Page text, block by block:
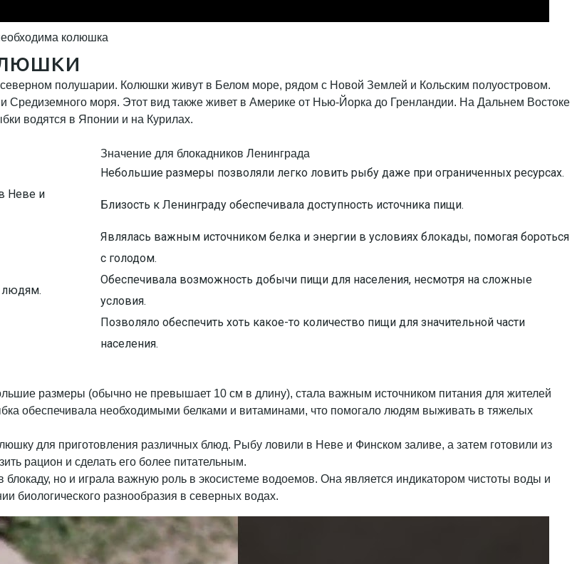
колюшка
полушарии. Колюшки живут в Белом море, рядом с Новой Землей и Кольским полуостровом.
Средиземного моря. Этот вид также живет в Америке от Нью-Йорка до Гренландии. На Дальнем Востоке
водятся в Японии и на Курилах.
Значение для блокадников Ленинграда
Небольшие размеры позволяли легко ловить рыбу даже при ограниченных ресурсах.
Неве и
Близость к Ленинграду обеспечивала доступность источника пищи.
Являлась важным источником белка и энергии в условиях блокады, помогая бороться
с голодом.
людям.
Обеспечивала возможность добычи пищи для населения, несмотря на сложные
условия.
Позволяло обеспечить хоть какое-то количество пищи для значительной части
населения.
размеры (обычно не превышает 10 см в длину), стала важным источником питания для жителей
обеспечивала необходимыми белками и витаминами, что помогало людям выживать в тяжелых
для приготовления различных блюд. Рыбу ловили в Неве и Финском заливе, а затем готовили из
рацион и сделать его более питательным.
но и играла важную роль в экосистеме водоемов. Она является индикатором чистоты воды и
биологического разнообразия в северных водах.